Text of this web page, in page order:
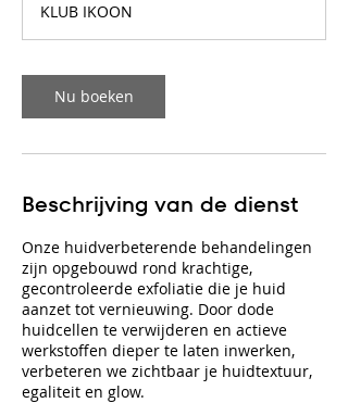
KLUB IKOON
Nu boeken
Beschrijving van de dienst
Onze huidverbeterende behandelingen
zijn opgebouwd rond krachtige,
gecontroleerde exfoliatie die je huid
aanzet tot vernieuwing. Door dode
huidcellen te verwijderen en actieve
werkstoffen dieper te laten inwerken,
verbeteren we zichtbaar je huidtextuur,
egaliteit en glow.